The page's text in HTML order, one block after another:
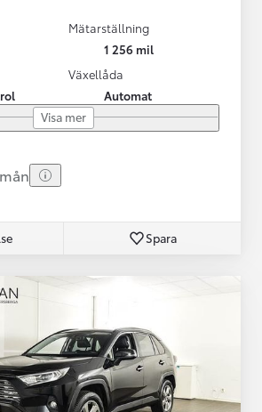
Mätarställning
1 256 mil
Växellåda
Automat
Visa mer
Spara